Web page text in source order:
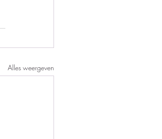
Alles weergeven